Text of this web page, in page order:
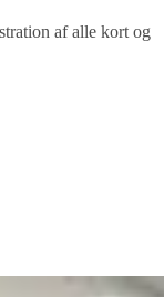
af alle kort og